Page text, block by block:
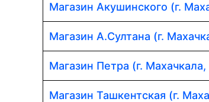
Магазин Акушинского (г.
Магазин А.Султана (г.
Магазин Петра (г.
Магазин Ташкентская (г.